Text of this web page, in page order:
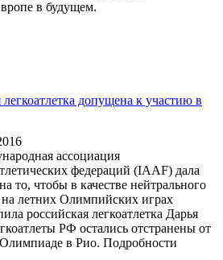
в будущем.
допущена к участию в
ассоциация
федераций (IAAF) дала
то, чтобы в качестве нейтрального
на летних Олимпийских играх
российская легкоатлетка Дарья
РФ остались отстранены от
в Рио. Подробности